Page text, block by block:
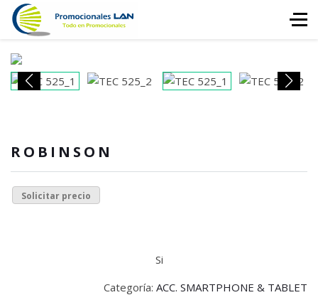
ROBINSON
Solicitar precio
Si
Categoría: ACC. SMARTPHONE & TABLET